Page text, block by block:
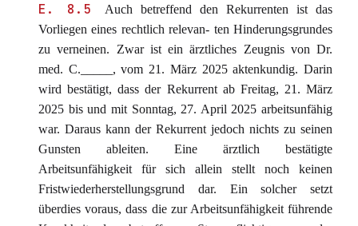
E. 8.5
Auch betreffend den Rekurrenten ist das
Vorliegen eines rechtlich relevan- ten Hinderungsgrundes
zu verneinen. Zwar ist ein ärztliches Zeugnis von Dr.
med. C._____, vom 21. März 2025 aktenkundig. Darin
wird bestätigt, dass der Rekurrent ab Freitag, 21. März
2025 bis und mit Sonntag, 27. April 2025 arbeitsunfähig
war. Daraus kann der Rekurrent jedoch nichts zu seinen
Gunsten ableiten. Eine ärztlich bestätigte
Arbeitsunfähigkeit für sich allein stellt noch keinen
Fristwiederherstellungsgrund dar. Ein solcher setzt
überdies voraus, dass die zur Arbeitsunfähigkeit führende